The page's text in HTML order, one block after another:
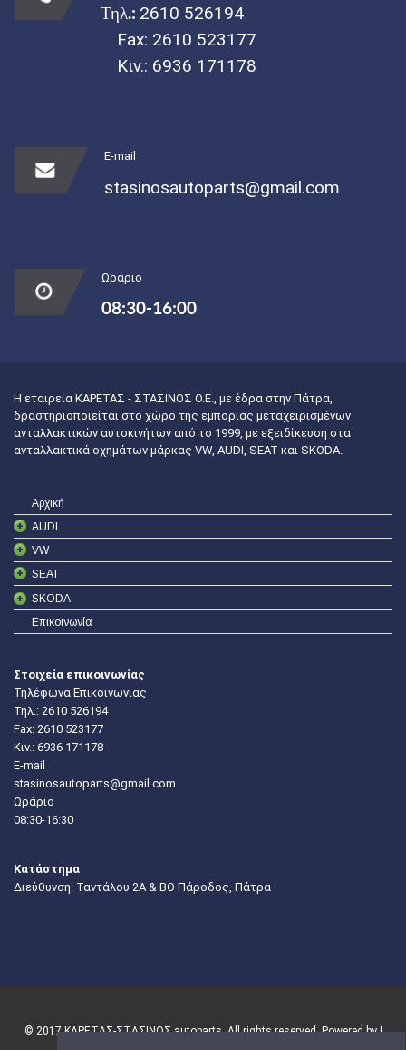
Τηλ.: 2610 526194
Fax: 2610 523177
Κιν.: 6936 171178
E-mail
stasinosautoparts@gmail.com
Ωράριο
08:30-16:00
Η εταιρεία ΚΑΡΕΤΑΣ - ΣΤΑΣΙΝΟΣ Ο.Ε., με έδρα στην Πάτρα,
δραστηριοποιείται στο χώρο της εμπορίας μεταχειρισμένων
ανταλλακτικών αυτοκινήτων από το 1999, με εξειδίκευση στα
ανταλλακτικά οχημάτων μάρκας VW, AUDI, SEAT και SKODA.
Αρχική
AUDI
VW
SEAT
SKODA
Επικοινωνία
Στοιχεία επικοινωνίας
Τηλέφωνα Επικοινωνίας
Τηλ.: 2610 526194
Fax: 2610 523177
Κιν.: 6936 171178
E-mail
stasinosautoparts@gmail.com
Ωράριο
08:30-16:30
Κατάστημα
Διεύθυνση: Ταντάλου 2Α & ΒΘ Πάροδος, Πάτρα
© 2017 ΚΑΡΕΤΑΣ-ΣΤΑΣΙΝΟΣ autoparts. All rights reserved. Powered by |